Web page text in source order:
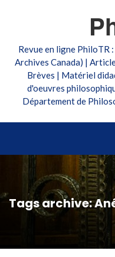
Revue en ligne PhiloTR
Archives Canada) |
Brèves | Matériel
d'oeuvres
Département de
Tags archive: